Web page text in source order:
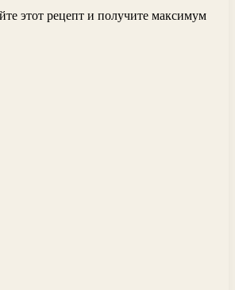
этот рецепт и получите максимум